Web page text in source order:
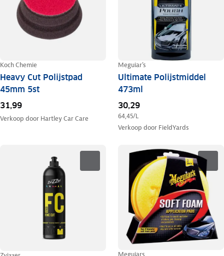
Koch Chemie
Heavy Cut Polijstpad
45mm 5st
31,99
Verkoop door Hartley Car Care
Meguiar's
Ultimate Polijstmiddel
473ml
30,29
64,45/L
Verkoop door FieldYards